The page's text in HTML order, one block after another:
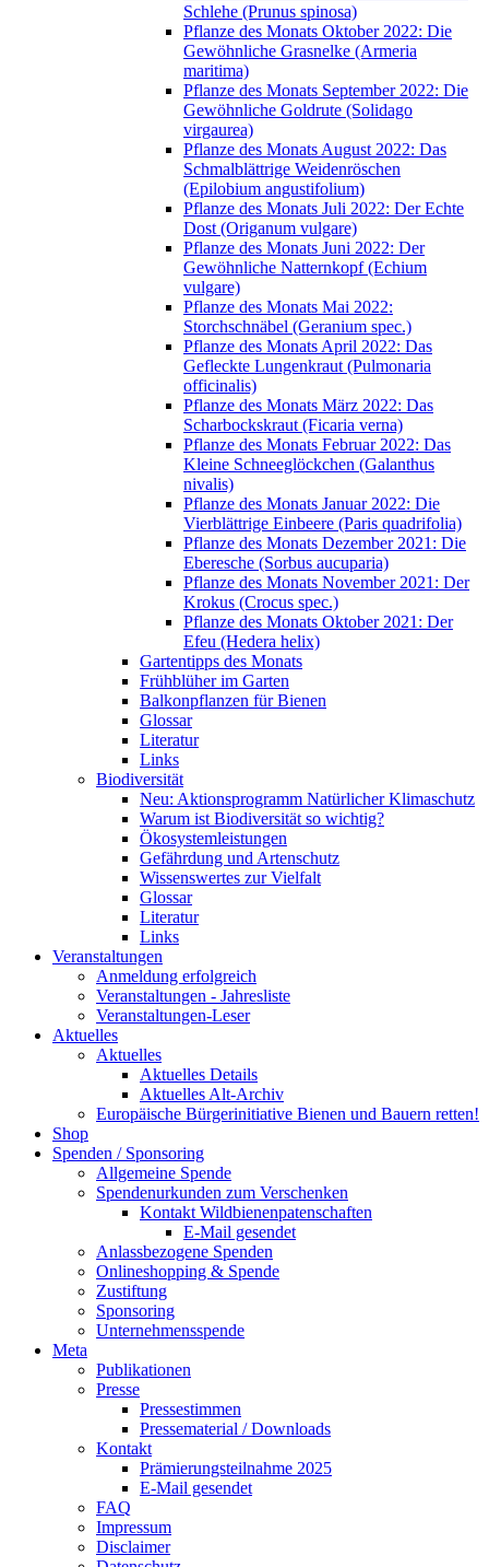
Schlehe (Prunus spinosa)
Pflanze des Monats Oktober 2022: Die
Gewöhnliche Grasnelke (Armeria
maritima)
Pflanze des Monats September 2022: Die
Gewöhnliche Goldrute (Solidago
virgaurea)
Pflanze des Monats August 2022: Das
Schmalblättrige Weidenröschen
(Epilobium angustifolium)
Pflanze des Monats Juli 2022: Der Echte
Dost (Origanum vulgare)
Pflanze des Monats Juni 2022: Der
Gewöhnliche Natternkopf (Echium
vulgare)
Pflanze des Monats Mai 2022:
Storchschnäbel (Geranium spec.)
Pflanze des Monats April 2022: Das
Gefleckte Lungenkraut (Pulmonaria
officinalis)
Pflanze des Monats März 2022: Das
Scharbockskraut (Ficaria verna)
Pflanze des Monats Februar 2022: Das
Kleine Schneeglöckchen (Galanthus
nivalis)
Pflanze des Monats Januar 2022: Die
Vierblättrige Einbeere (Paris quadrifolia)
Pflanze des Monats Dezember 2021: Die
Eberesche (Sorbus aucuparia)
Pflanze des Monats November 2021: Der
Krokus (Crocus spec.)
Pflanze des Monats Oktober 2021: Der
Efeu (Hedera helix)
Gartentipps des Monats
Frühblüher im Garten
Balkonpflanzen für Bienen
Glossar
Literatur
Links
Biodiversität
Neu: Aktionsprogramm Natürlicher Klimaschutz
Warum ist Biodiversität so wichtig?
Ökosystemleistungen
Gefährdung und Artenschutz
Wissenswertes zur Vielfalt
Glossar
Literatur
Links
Veranstaltungen
Anmeldung erfolgreich
Veranstaltungen - Jahresliste
Veranstaltungen-Leser
Aktuelles
Aktuelles
Aktuelles Details
Aktuelles Alt-Archiv
Europäische Bürgerinitiative Bienen und Bauern retten!
Shop
Spenden / Sponsoring
Allgemeine Spende
Spendenurkunden zum Verschenken
Kontakt Wildbienenpatenschaften
E-Mail gesendet
Anlassbezogene Spenden
Onlineshopping & Spende
Zustiftung
Sponsoring
Unternehmensspende
Meta
Publikationen
Presse
Pressestimmen
Pressematerial / Downloads
Kontakt
Prämierungsteilnahme 2025
E-Mail gesendet
FAQ
Impressum
Disclaimer